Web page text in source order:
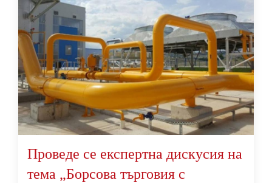
Проведе се експертна дискусия на
тема „Борсова търговия с